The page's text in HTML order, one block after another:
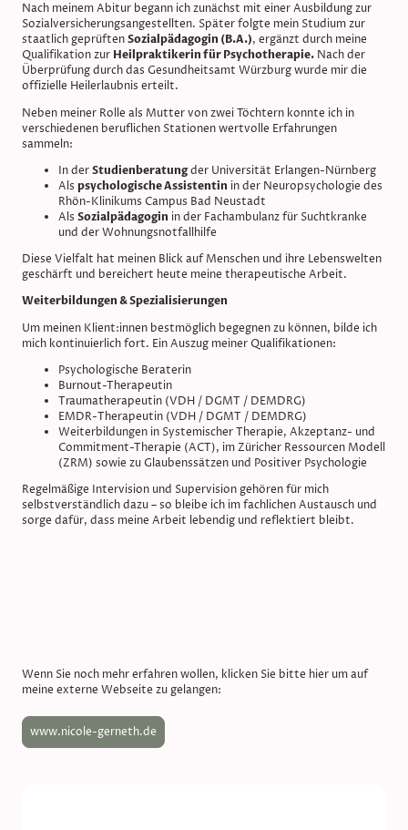
Nach meinem Abitur begann ich zunächst mit einer Ausbildung zur
Sozialversicherungsangestellten. Später folgte mein Studium zur
staatlich geprüftenSozialpädagogin (B.A.), ergänzt durch meine
Qualifikation zur Heilpraktikerin für Psychotherapie. Nach der
Überprüfung durch das Gesundheitsamt Würzburg wurde mir die
offizielle Heilerlaubnis erteilt.
Neben meiner Rolle als Mutter von zwei Töchtern konnte ich in
verschiedenen beruflichen Stationen wertvolle Erfahrungen
sammeln:
In derStudienberatungder Universität Erlangen-Nürnberg
Als psychologische Assistentin in der Neuropsychologie des
Rhön-Klinikums Campus Bad Neustadt
Als Sozialpädagogin in der Fachambulanz für Suchtkranke
und der Wohnungsnotfallhilfe
Diese Vielfalt hat meinen Blick auf Menschen und ihre Lebenswelten
geschärft und bereichert heute meine therapeutische Arbeit.
Weiterbildungen & Spezialisierungen
Um meinen Klient:innen bestmöglich begegnen zu können, bilde ich
mich kontinuierlich fort. Ein Auszug meiner Qualifikationen:
Psychologische Beraterin
Burnout-Therapeutin
Traumatherapeutin (VDH / DGMT / DEMDRG)
EMDR-Therapeutin (VDH / DGMT / DEMDRG)
Weiterbildungen in Systemischer Therapie, Akzeptanz- und
Commitment-Therapie (ACT), im Züricher Ressourcen Modell
(ZRM) sowie zu Glaubenssätzen und Positiver Psychologie
Regelmäßige Intervision und Supervision gehören für mich
selbstverständlich dazu – so bleibe ich im fachlichen Austausch und
sorge dafür, dass meine Arbeit lebendig und reflektiert bleibt.
Wenn Sie noch mehr erfahren wollen, klicken Sie bitte hier um auf
meine externe Webseite zu gelangen:
www.nicole-gerneth.de